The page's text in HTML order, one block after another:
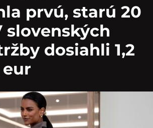
prvú, starú 20
slovenských
dosiahli 1,2